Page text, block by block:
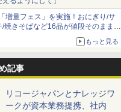
増量フェス」を実施！おにぎり/サ
/焼きそばなど16品が値段そのままで
もっと見る
記事
リコージャパンとナレッジワ
ークが資本業務提携、社内